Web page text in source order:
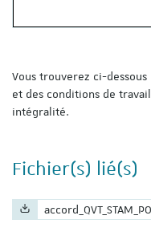
Vous trouverez ci-
et des conditions de
intégralité.
Fichier(s) lié(s)
Nom du fichier :